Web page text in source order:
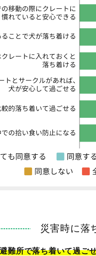
災害時に落
難所で落ち着いて過ご